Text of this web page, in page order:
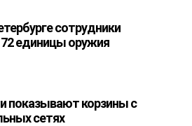
сотрудники
единицы оружия
показывают корзины с
сетях